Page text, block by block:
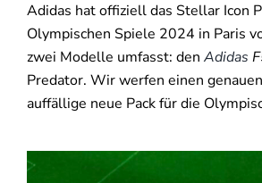
Adidas hat offiziell das Stellar Icon
Olympischen Spiele 2024 in Paris
zwei Modelle umfasst: den Adidas
Predator. Wir werfen einen
auffällige neue Pack für die